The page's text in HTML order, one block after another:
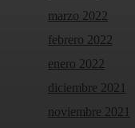
marzo 2022
febrero 2022
enero 2022
diciembre 2021
noviembre 2021